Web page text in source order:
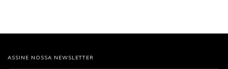
ASSINE NOSSA NEWSLETTER